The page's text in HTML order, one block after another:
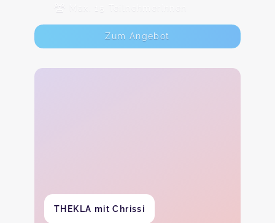
Max. 15 TeilnehmerInnen
Zum Angebot
THEKLA mit Chrissi